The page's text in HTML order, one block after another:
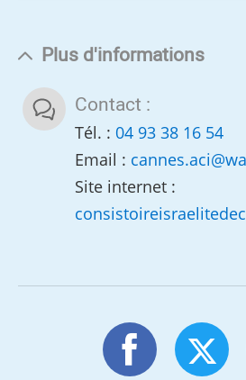
Plus d'informations
Contact :
Tél. : 04 93 38 16 54
Email : cannes.aci@
Site internet :